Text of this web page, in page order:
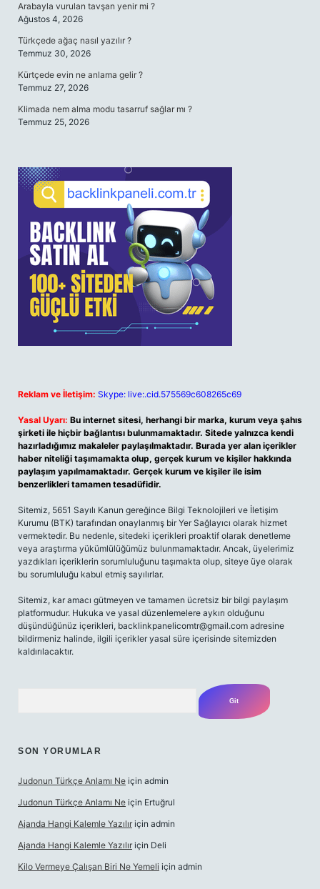
Arabayla vurulan tavşan yenir mi ?
Ağustos 4, 2026
Türkçede ağaç nasıl yazılır ?
Temmuz 30, 2026
Kürtçede evin ne anlama gelir ?
Temmuz 27, 2026
Klimada nem alma modu tasarruf sağlar mı ?
Temmuz 25, 2026
Reklam ve İletişim: Skype: live:.cid.575569c608265c69
Yasal Uyarı: Bu internet sitesi, herhangi bir marka, kurum veya şahıs
şirketi ile hiçbir bağlantısı bulunmamaktadır. Sitede yalnızca kendi
hazırladığımız makaleler paylaşılmaktadır. Burada yer alan içerikler
haber niteliği taşımamakta olup, gerçek kurum ve kişiler hakkında
paylaşım yapılmamaktadır. Gerçek kurum ve kişiler ile isim
benzerlikleri tamamen tesadüfidir.
Sitemiz, 5651 Sayılı Kanun gereğince Bilgi Teknolojileri ve İletişim
Kurumu (BTK) tarafından onaylanmış bir Yer Sağlayıcı olarak hizmet
vermektedir. Bu nedenle, sitedeki içerikleri proaktif olarak denetleme
veya araştırma yükümlülüğümüz bulunmamaktadır. Ancak, üyelerimiz
yazdıkları içeriklerin sorumluluğunu taşımakta olup, siteye üye olarak
bu sorumluluğu kabul etmiş sayılırlar.
Sitemiz, kar amacı gütmeyen ve tamamen ücretsiz bir bilgi paylaşım
platformudur. Hukuka ve yasal düzenlemelere aykırı olduğunu
düşündüğünüz içerikleri, backlinkpanelicomtr@gmail.com adresine
bildirmeniz halinde, ilgili içerikler yasal süre içerisinde sitemizden
kaldırılacaktır.
SON YORUMLAR
Judonun Türkçe Anlamı Ne için admin
Judonun Türkçe Anlamı Ne için Ertuğrul
Ajanda Hangi Kalemle Yazılır için admin
Ajanda Hangi Kalemle Yazılır için Deli
Kilo Vermeye Çalışan Biri Ne Yemeli için admin